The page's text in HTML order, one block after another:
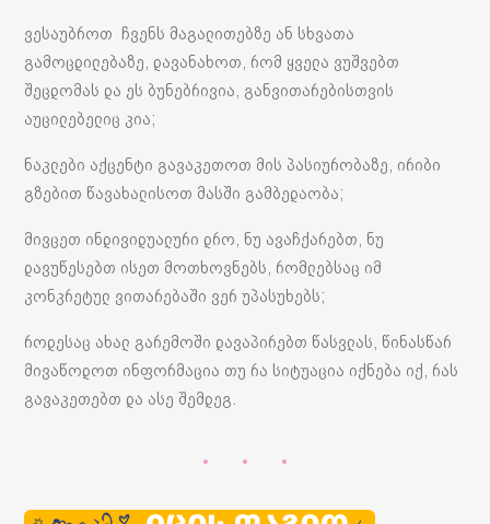
ვესაუბროთ ჩვენს მაგალითებზე ან სხვათა
გამოცდილებაზე, დავანახოთ, რომ ყველა ვუშვებთ
შეცდომას და ეს ბუნებრივია, განვითარებისთვის
აუცილებელიც კია;
ნაკლები აქცენტი გავაკეთოთ მის პასიურობაზე, ირიბი
გზებით წავახალისოთ მასში გამბედაობა;
მივცეთ ინდივიდუალური დრო, ნუ ავაჩქარებთ, ნუ
დავუწესებთ ისეთ მოთხოვნებს, რომლებსაც იმ
კონკრეტულ ვითარებაში ვერ უპასუხებს;
როდესაც ახალ გარემოში დავაპირებთ წასვლას, წინასწარ
მივაწოდოთ ინფორმაცია თუ რა სიტუაცია იქნება იქ, რას
გავაკეთებთ და ასე შემდეგ.